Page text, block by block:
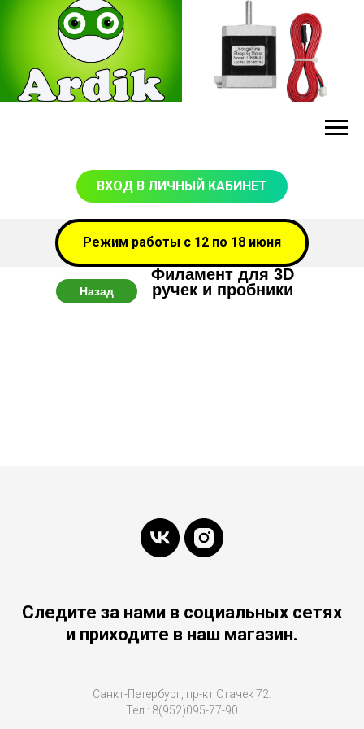
ВХОД В ЛИЧНЫЙ КАБИНЕТ
Режим работы с 12 по 18 июня
Филамент для 3D
ручек и пробники
Назад
Следите за нами в социальных сетях
и приходите в наш магазин.
Санкт-Петербург, пр-кт Стачек 72.
Тел.: 8(952)095-77-90